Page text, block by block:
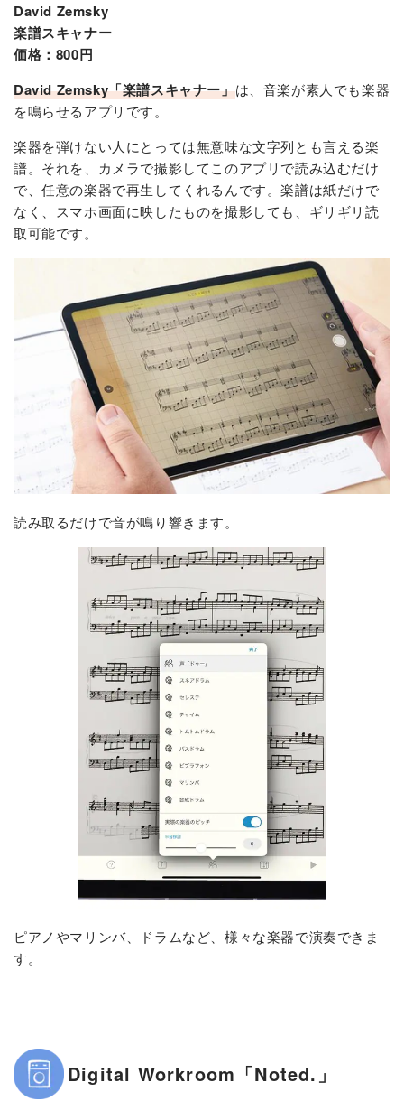
David Zemsky
楽譜スキャナー
価格：800円
David Zemsky「楽譜スキャナー」は、音楽が素人でも楽器
を鳴らせるアプリです。
楽器を弾けない人にとっては無意味な文字列とも言える楽
譜。それを、カメラで撮影してこのアプリで読み込むだけ
で、任意の楽器で再生してくれるんです。楽譜は紙だけで
なく、スマホ画面に映したものを撮影しても、ギリギリ読
取可能です。
読み取るだけで音が鳴り響きます。
ピアノやマリンバ、ドラムなど、様々な楽器で演奏できま
す。
Digital Workroom「Noted.」